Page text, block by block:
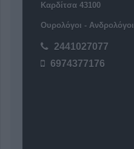
Καρδίτσα 43100
Ουρολόγοι - Ανδρολόγοι
2441027077
6974377176